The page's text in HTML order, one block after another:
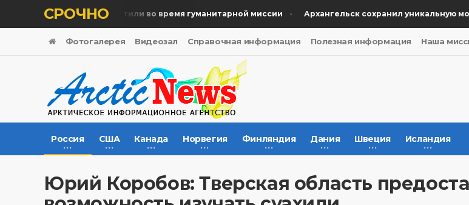
СРОЧНО
Память жертв почтили во время гуманитарной миссии Архангельск сохранил уникальную
Фотогалерея Видеозал Справочная информация Полезная информация Наша
Россия США Канада Норвегия Финляндия Дания Швеция Исландия
Юрий Коробов: Тверская область